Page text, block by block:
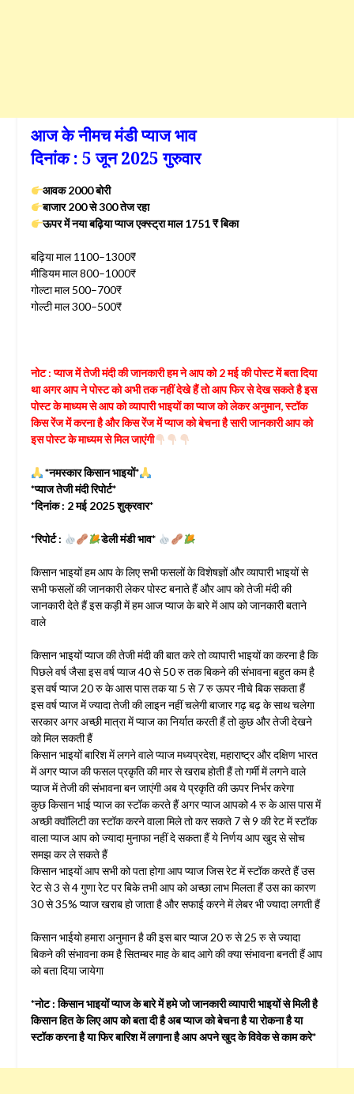
आज के नीमच मंडी प्याज भाव
दिनांक : 5 जून 2025 गुरुवार
आवक 2000 बोरी
बाजार 200 से 300 तेज रहा
ऊपर में नया बढ़िया प्याज एक्स्ट्रा माल 1751 ₹ बिका
बढ़िया माल 1100–1300₹
मीडियम माल 800–1000₹
गोल्टा माल 500–700₹
गोल्टी माल 300–500₹
नोट : प्याज में तेजी मंदी की जानकारी हम ने आप को 2 मई की पोस्ट में बता दिया
था अगर आप ने पोस्ट को अभी तक नहीं देखे हैं तो आप फिर से देख सकते है इस
पोस्ट के माध्यम से आप को व्यापारी भाइयों का प्याज को लेकर अनुमान, स्टॉक
किस रेंज में करना है और किस रेंज में प्याज को बेचना है सारी जानकारी आप को
इस पोस्ट के माध्यम से मिल जाएंगी
*नमस्कार किसान भाइयों*
*प्याज तेजी मंदी रिपोर्ट*
*दिनांक : 2 मई 2025 शुक्रवार*
*रिपोर्ट : डेली मंडी भाव*
किसान भाइयों हम आप के लिए सभी फसलों के विशेषज्ञों और व्यापारी भाइयों से
सभी फसलों की जानकारी लेकर पोस्ट बनाते हैं और आप को तेजी मंदी की
जानकारी देते हैं इस कड़ी में हम आज प्याज के बारे में आप को जानकारी बताने
वाले
किसान भाइयों प्याज की तेजी मंदी की बात करे तो व्यापारी भाइयों का करना है कि
पिछले वर्ष जैसा इस वर्ष प्याज 40 से 50 रु तक बिकने की संभावना बहुत कम है
इस वर्ष प्याज 20 रु के आस पास तक या 5 से 7 रु ऊपर नीचे बिक सकता हैं
इस वर्ष प्याज में ज्यादा तेजी की लाइन नहीं चलेगी बाजार गढ़ बढ़ के साथ चलेगा
सरकार अगर अच्छी मात्रा में प्याज का निर्यात करती हैं तो कुछ और तेजी देखने
को मिल सकती हैं
किसान भाइयों बारिश में लगने वाले प्याज मध्यप्रदेश, महाराष्ट्र और दक्षिण भारत
में अगर प्याज की फसल प्रकृति की मार से खराब होती हैं तो गर्मी में लगने वाले
प्याज में तेजी की संभावना बन जाएंगी अब ये प्रकृति की ऊपर निर्भर करेगा
कुछ किसान भाई प्याज का स्टॉक करते हैं अगर प्याज आपको 4 रु के आस पास में
अच्छी क्वॉलिटी का स्टॉक करने वाला मिले तो कर सकते 7 से 9 की रेट में स्टॉक
वाला प्याज आप को ज्यादा मुनाफा नहीं दे सकता हैं ये निर्णय आप खुद से सोच
समझ कर ले सकते हैं
किसान भाइयों आप सभी को पता होगा आप प्याज जिस रेट में स्टॉक करते हैं उस
रेट से 3 से 4 गुणा रेट पर बिके तभी आप को अच्छा लाभ मिलता हैं उस का कारण
30 से 35% प्याज खराब हो जाता है और सफाई करने में लेबर भी ज्यादा लगती हैं
किसान भाईयो हमारा अनुमान है की इस बार प्याज 20 रु से 25 रु से ज्यादा
बिकने की संभावना कम है सितम्बर माह के बाद आगे की क्या संभावना बनती हैं आप
को बता दिया जायेगा
*नोट : किसान भाइयों प्याज के बारे में हमे जो जानकारी व्यापारी भाइयों से मिली है
किसान हित के लिए आप को बता दी है अब प्याज को बेचना है या रोकना है या
स्टॉक करना है या फिर बारिश में लगाना है आप अपने खुद के विवेक से काम करे*